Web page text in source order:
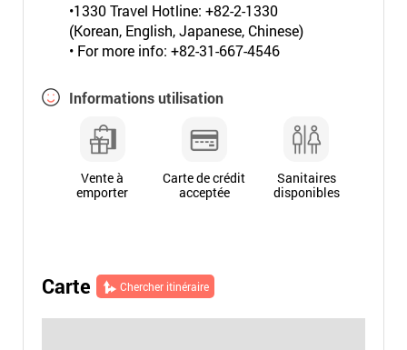
•1330 Travel Hotline: +82-2-1330
(Korean, English, Japanese, Chinese)
• For more info: +82-31-667-4546
Informations utilisation
Vente à
emporter
Carte de crédit
acceptée
Sanitaires
disponibles
Carte Chercher itinéraire